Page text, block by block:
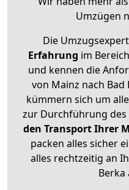
Umzügen
Die
Erfahrung im
und kennen die
von Mainz nach
kümmern sich um
zur Durchführung des
den Transport Ihrer
packen alles sicher
alles rechtzeitig an